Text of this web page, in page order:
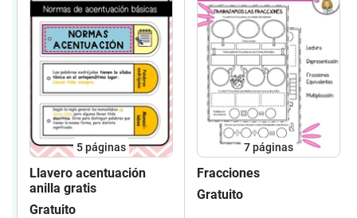
5páginas
Llavero acentuación
anilla gratis
Gratuito
7páginas
Fracciones
Gratuito